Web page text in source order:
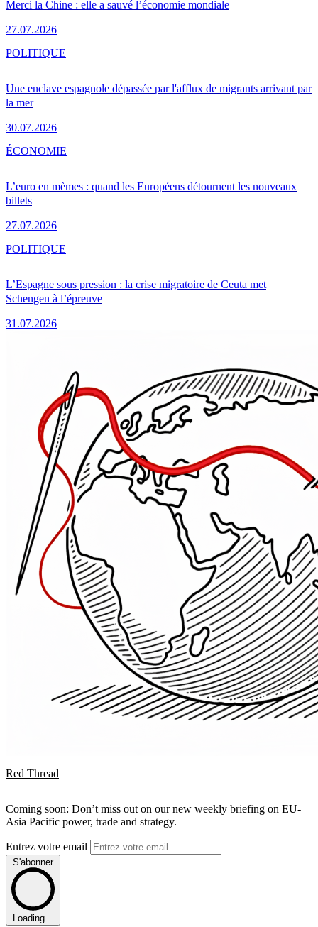
Merci la Chine : elle a sauvé l’économie mondiale
27.07.2026
Une enclave espagnole dépassée par l'afflux de migrants arrivant par
la mer
30.07.2026
POLITIQUE
L’euro en mèmes : quand les Européens détournent les nouveaux
billets
27.07.2026
ÉCONOMIE
L’Espagne sous pression : la crise migratoire de Ceuta met
Schengen à l’épreuve
31.07.2026
POLITIQUE
Red Thread
Coming soon: Don’t miss out on our new weekly briefing on EU-
Asia Pacific power, trade and strategy.
Entrez votre email
S'abonner
Loading...